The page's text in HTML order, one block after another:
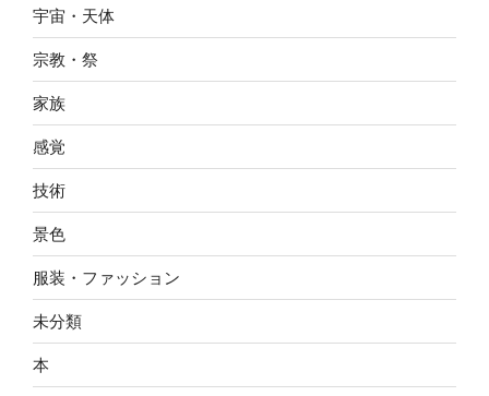
宇宙・天体
宗教・祭
家族
感覚
技術
景色
服装・ファッション
未分類
本